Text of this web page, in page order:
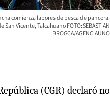
comienza labores de pesca de pancora.
San Vicente, Talcahuano FOTO:SEBASTIAN
BROGCA/AGENCIAUNO
(CGR) declaró no